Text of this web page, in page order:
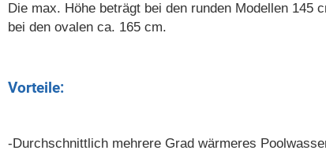
Die max. Höhe beträgt bei den runden Modellen 145
bei den ovalen ca. 165 cm.
Vorteile:
-Durchschnittlich mehrere Grad wärmeres